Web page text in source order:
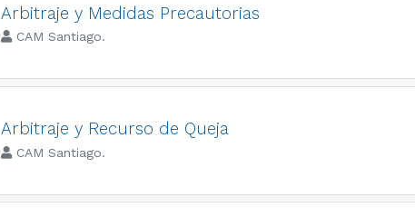
Arbitraje y Medidas Precautorias
CAM Santiago.
Arbitraje y Recurso de Queja
CAM Santiago.